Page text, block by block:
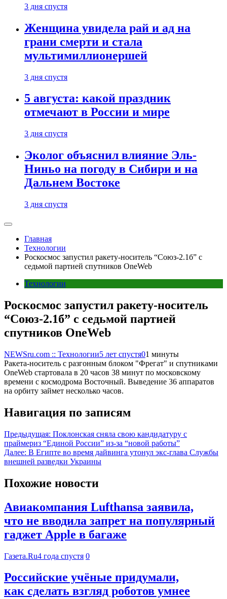
3 дня спустя
Женщина увидела рай и ад на
грани смерти и стала
мультимиллионершей
3 дня спустя
5 августа: какой праздник
отмечают в России и мире
3 дня спустя
Эколог объяснил влияние Эль-
Ниньо на погоду в Сибири и на
Дальнем Востоке
3 дня спустя
Главная
Технологии
Роскосмос запустил ракету-носитель “Союз-2.1б” с
седьмой партией спутников OneWeb
Технологии
Роскосмос запустил ракету-носитель
“Союз-2.1б” с седьмой партией
спутников OneWeb
NEWSru.com :: Технологии5 лет спустя01 минуты
Ракета-носитель с разгонным блоком "Фрегат" и спутниками
OneWeb стартовала в 20 часов 38 минут по московскому
времени с космодрома Восточный. Выведение 36 аппаратов
на орбиту займет несколько часов.
Навигация по записям
Предыдущая: Поклонская сняла свою кандидатуру с
праймериз “Единой России” из-за “новой работы”
Далее: В Египте во время дайвинга утонул экс-глава Службы
внешней разведки Украины
Похожие новости
Авиакомпания Lufthansa заявила,
что не вводила запрет на популярный
гаджет Apple в багаже
Газета.Ru4 года спустя 0
Российские учёные придумали,
как сделать взгляд роботов умнее